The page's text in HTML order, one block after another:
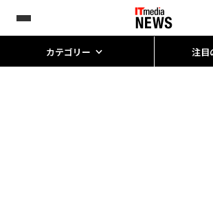
カテゴリー 注目